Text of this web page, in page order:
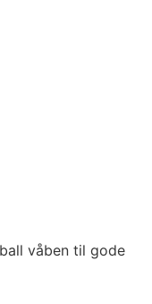
våben til gode